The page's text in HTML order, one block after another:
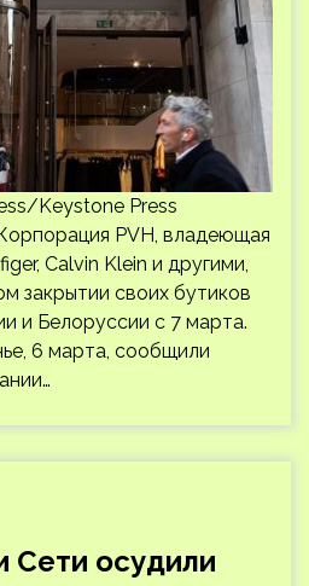
Keystone Press
PVH, владеющая
Calvin Klein и другими,
закрытии своих бутиков
и Белоруссии с 7 марта.
6 марта, сообщили
Сети осудили